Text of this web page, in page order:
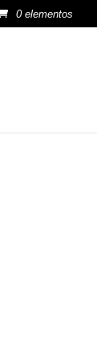
0 elementos